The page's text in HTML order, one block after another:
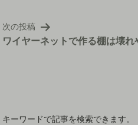
ゲ
ー
シ
次の投稿
ワイヤーネットで作る棚は壊
キーワードで記事を検索できます。